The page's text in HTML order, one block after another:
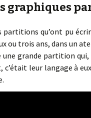
graphiques
qu’ont pu
ou trois ans, dans un
grande partition
leur langage à